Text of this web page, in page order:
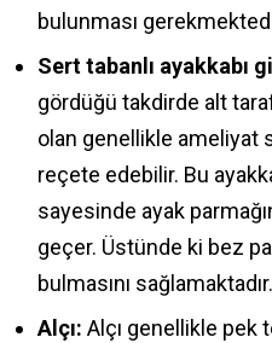
bulunması
Sert tabanlı ayakkabı
gördüğü takdirde alt
olan genellikle ameliyat
reçete edebilir. Bu
sayesinde ayak
geçer. Üstünde ki bez
bulmasını sağlamaktadır.
Alçı: Alçı genellikle pek